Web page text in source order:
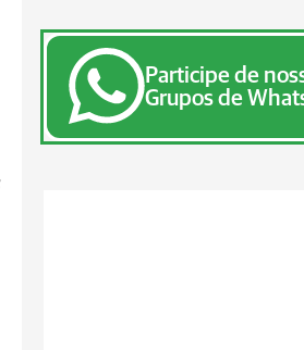
Participe de
Grupos de